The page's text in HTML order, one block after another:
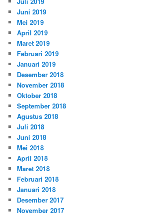
Juni 2019
Mei 2019
April 2019
Maret 2019
Februari 2019
Januari 2019
Desember 2018
November 2018
Oktober 2018
September 2018
Agustus 2018
Juli 2018
Juni 2018
Mei 2018
April 2018
Maret 2018
Februari 2018
Januari 2018
Desember 2017
November 2017